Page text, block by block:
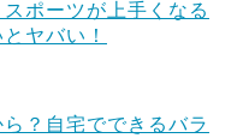
ポーツが上手くなる
ヤバい！
？自宅でできるバラ